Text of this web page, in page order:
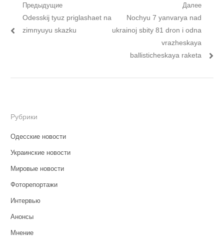
Навигация
по
Предыдущие
Предыдущий
пост:
Odesskij tyuz priglashaet na
zimnyuyu skazku
Далее
Следующий
пост:
Nochyu 7 yanvarya nad
ukrainoj sbity 81 dron i odna
vrazheskaya
ballisticheskaya raketa
Рубрики
Одесские новости
Украинские новости
Мировые новости
Фоторепортажи
Интервью
Анонсы
Мнение